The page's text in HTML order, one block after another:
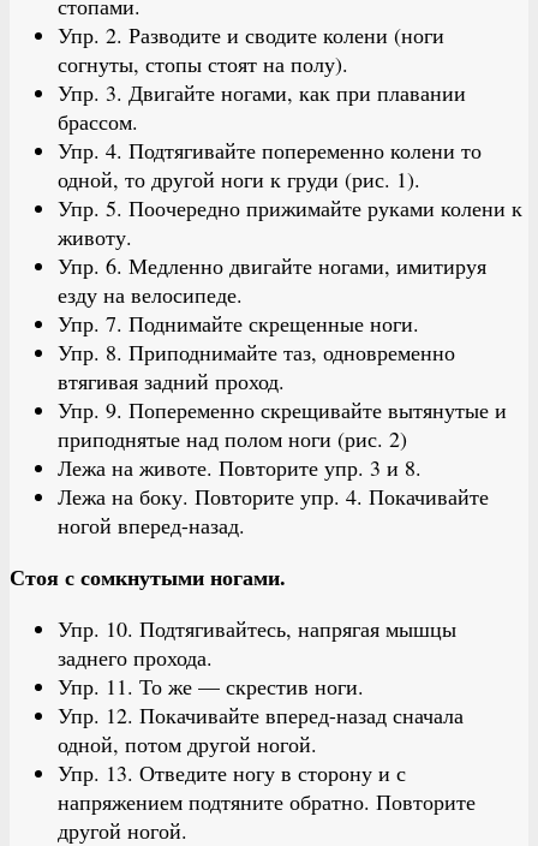
стопами.
Упр. 2. Разводите и сводите колени (ноги
согнуты, стопы стоят на полу).
Упр. 3. Двигайте ногами, как при плавании
брассом.
Упр. 4. Подтягивайте попеременно колени то
одной, то другой ноги к груди (рис. 1).
Упр. 5. Поочередно прижимайте руками колени к
животу.
Упр. 6. Медленно двигайте ногами, имитируя
езду на велосипеде.
Упр. 7. Поднимайте скрещенные ноги.
Упр. 8. Приподнимайте таз, одновременно
втягивая задний проход.
Упр. 9. Попеременно скрещивайте вытянутые и
приподнятые над полом ноги (рис. 2)
Лежа на животе. Повторите упр. 3 и 8.
Лежа на боку. Повторите упр. 4. Покачивайте
ногой вперед-назад.
Стоя с сомкнутыми ногами.
Упр. 10. Подтягивайтесь, напрягая мышцы
заднего прохода.
Упр. 11. То же — скрестив ноги.
Упр. 12. Покачивайте вперед-назад сначала
одной, потом другой ногой.
Упр. 13. Отведите ногу в сторону и с
напряжением подтяните обратно. Повторите
другой ногой.